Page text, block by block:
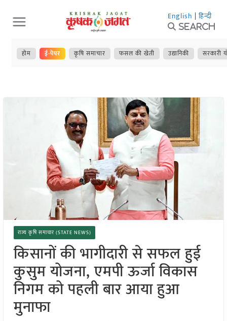
Skip
to
content
English | हिन्दी
Search
होम ई-पेपर कृषि समाचार फसल की खेती उद्यानिकी सरकारी
राज्य कृषि समाचार (STATE NEWS)
किसानों की भागीदारी से सफल हुई
कुसुम योजना, एमपी ऊर्जा विकास
निगम को पहली बार आया हुआ
मुनाफा